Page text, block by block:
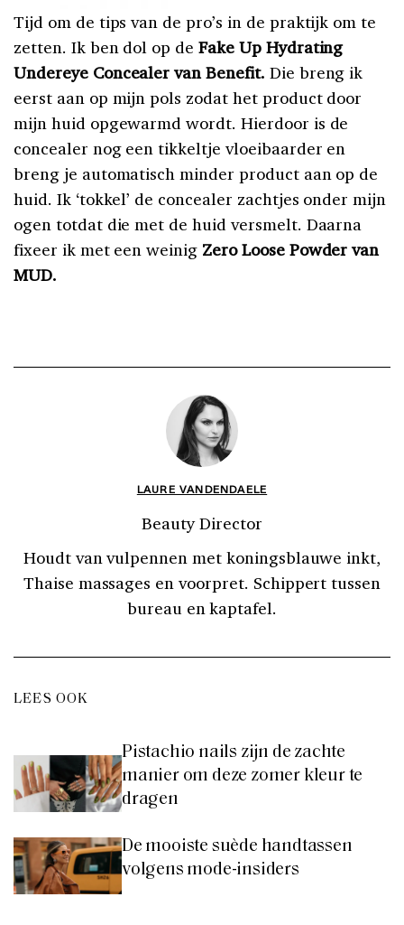
Tijd om de tips van de pro’s in de praktijk om te
zetten. Ik ben dol op deFake Up Hydrating
Undereye Concealer van Benefit. Die breng ik
eerst aan op mijn pols zodat het product door
mijn huid opgewarmd wordt. Hierdoor is de
concealer nog een tikkeltje vloeibaarder en
breng je automatisch minder product aan op de
huid. Ik ‘tokkel’ de concealer zachtjes onder mijn
ogen totdat die met de huid versmelt. Daarna
fixeer ik met een weinig Zero Loose Powder van
MUD.
LAURE VANDENDAELE
Beauty Director
Houdt van vulpennen met koningsblauwe inkt,
Thaise massages en voorpret. Schippert tussen
bureau en kaptafel.
LEES OOK
Pistachio nails zijn de zachte
manier om deze zomer kleur te
dragen
De mooiste suède handtassen
volgens mode-insiders